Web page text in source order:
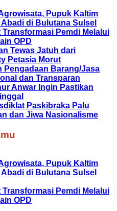
Pupuk Kaltim
di Bulutana Sulsel
Pemdi Melalui
OPD
Tewas Jatuh dari
Petasia Morut
Pengadaan Barang/Jasa
dan Transparan
Anwar Ingin Pastikan
Paskibraka Palu
dan Jiwa Nasionalisme
Pupuk Kaltim
di Bulutana Sulsel
Pemdi Melalui
OPD